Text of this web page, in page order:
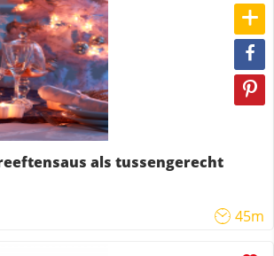
als tussengerecht
45m